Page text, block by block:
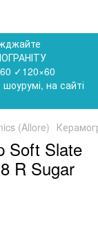
✓120×60
на сайті
(Allore)
Soft Slate
R Sugar